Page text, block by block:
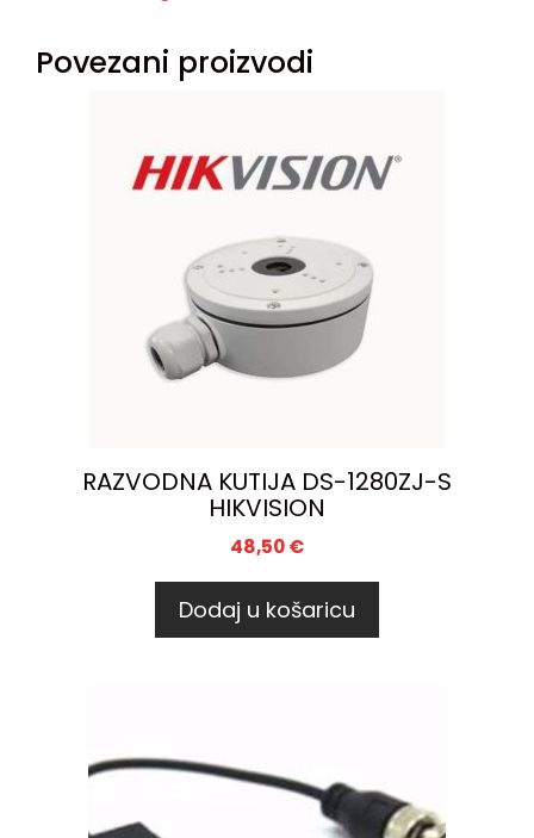
Povezani proizvodi
RAZVODNA KUTIJA DS-1280ZJ-S
HIKVISION
48,50€
Dodaj u košaricu